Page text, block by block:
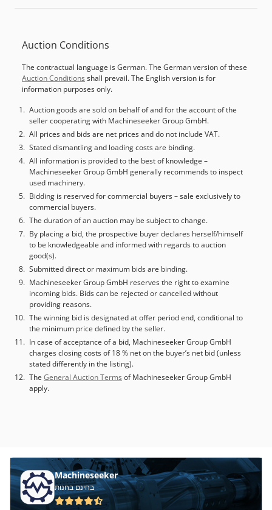
Auction Conditions
The contractual language is German. The German version of these
Auction Conditions shall prevail. The English version is for
information purposes only.
Auction goods are sold on behalf of and for the account of the
seller cooperating with Machineseeker Group GmbH.
All prices and bids are net prices and do not include VAT.
Stated dismantling and loading costs are binding.
All information is provided to the best of knowledge –
Machineseeker Group GmbH generally recommends to inspect
used machinery.
Bidding is reserved for commercial buyers – sale exclusively to
commercial buyers.
The duration of an auction may be subject to change.
By placing a bid, the prospective buyer declares herself/himself
to be knowledgeable and informed with regards to auction
good(s).
Submitted direct or maximum bids are binding.
Machineseeker Group GmbH reserves the right to examine
incoming bids. Bids can be rejected or cancelled without
providing reasons.
The winning bid is designated at offer period end, conditional to
the minimum price defined by the seller.
In case of acceptance of a bid, Machineseeker Group GmbH
charges closing costs of 18 % net on the buyer’s net bid (unless
stated differently in the listing).
The General Auction Terms of Machineseeker Group GmbH
apply.
Machineseeker
בחינם בחנות